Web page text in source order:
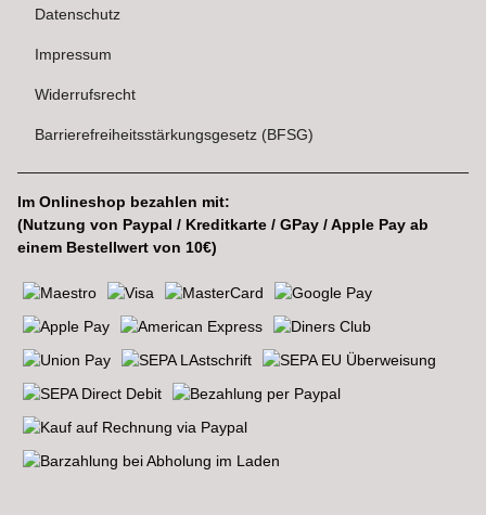
Datenschutz
Impressum
Widerrufsrecht
Barrierefreiheitsstärkungsgesetz (BFSG)
Im Onlineshop bezahlen mit:
(Nutzung von Paypal / Kreditkarte / GPay / Apple Pay ab
einem Bestellwert von 10€)